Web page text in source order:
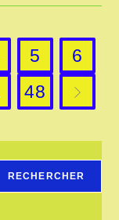
5
6
48 Aller à
RECHERCHER